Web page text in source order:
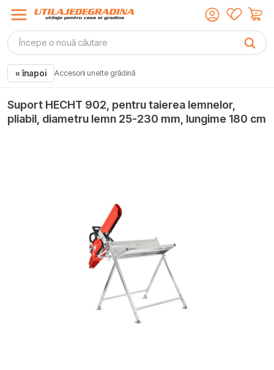
« înapoi Accesorii unelte grădină
Suport HECHT 902, pentru taierea lemnelor,
pliabil, diametru lemn 25-230 mm, lungime 180 cm